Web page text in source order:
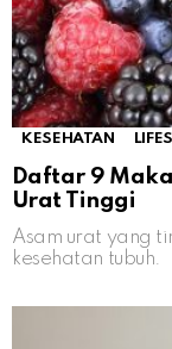
KESEHATAN
Daftar 9
Urat Tinggi
Asam urat yang
kesehatan tubuh.